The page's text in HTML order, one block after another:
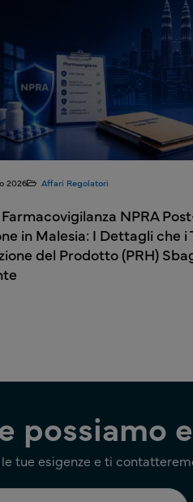
2026 Affari Regolatori
NPRA
in Malesia: I Dettagli che i
del Prodotto (PRH)
possiamo
tue esigenze e ti